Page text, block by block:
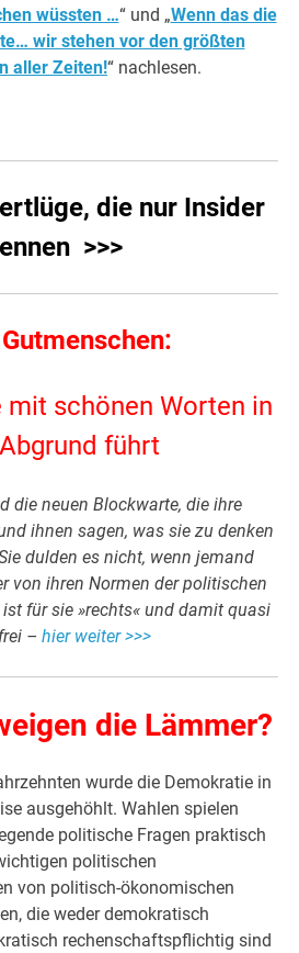
wüssten …“ und „Wenn das die
wir stehen vor den größten
aller Zeiten!“ nachlesen.
die nur Insider
>>>
mit schönen Worten in
führt
die neuen Blockwarte, die ihre
ihnen sagen, was sie zu denken
dulden es nicht, wenn jemand
von ihren Normen der politischen
für sie »rechts« und damit quasi
– hier weiter >>>
die Lämmer?
wurde die Demokratie in
ausgehöhlt. Wahlen spielen
politische Fragen praktisch
politischen
von politisch-ökonomischen
die weder demokratisch
rechenschaftspflichtig sind